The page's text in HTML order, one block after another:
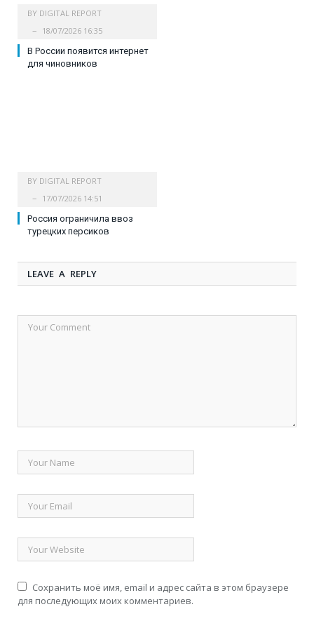
BY DIGITAL REPORT
18/07/2026 16:35
В России появится интернет
для чиновников
BY DIGITAL REPORT
17/07/2026 14:51
Россия ограничила ввоз
турецких персиков
LEAVE A REPLY
Сохранить моё имя, email и адрес сайта в этом браузере
для последующих моих комментариев.